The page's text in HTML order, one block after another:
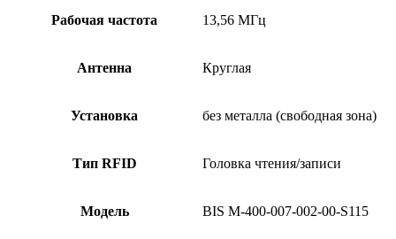
Рабочая частота 13,56 МГц
Антенна Круглая
Установка без металла (свободная зона)
Тип RFID Головка чтения/записи
Модель BIS M-400-007-002-00-S115